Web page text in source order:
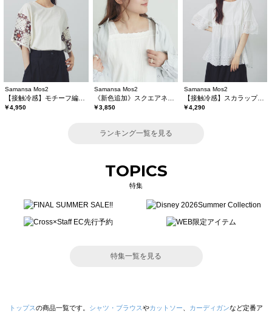
Samansa Mos2
￥4,950
Samansa Mos2
￥3,850
Samansa Mos2
【接触冷感】スカラップレース切替カットソー
￥4,290
ランキング一覧を見る
TOPICS
特集
特集一覧を見る
トップスの商品一覧です。 シャツ・ブラウスやカットソー カーディガンなど定番ア